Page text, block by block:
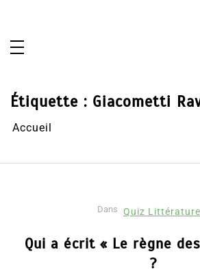
Étiquette : Giacometti
Accueil
Dans Quiz Littérature
Qui a écrit « Le règne
?